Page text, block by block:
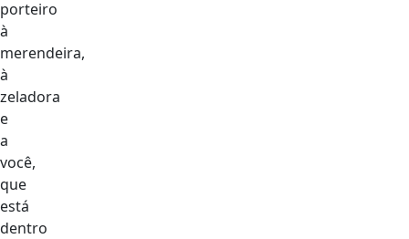
porteiro
à
merendeira,
à
zeladora
e
a
você,
que
está
dentro